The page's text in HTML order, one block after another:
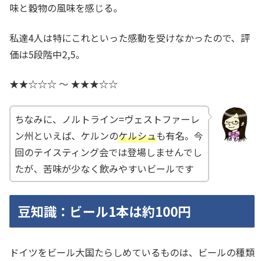
味と穀物の風味を感じる。
私達4人は特にこれといった感動を受けなかったので、評
価は5段階中2,5。
★★☆☆☆ 〜 ★★★☆☆
ちなみに、ノルトライン=ヴェストファーレ
ン州といえば、ケルンのケルシュも有名。今
回のテイスティング会では登場しませんでし
たが、苦味が少なく飲みやすいビールです
豆知識：ビール1本は約100円
ドイツをビール大国たらしめているものは、ビールの種類